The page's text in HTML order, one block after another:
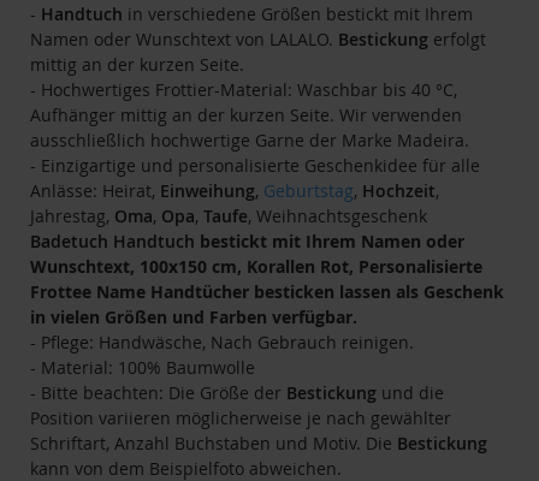
- Handtuch in verschiedene Größen bestickt mit Ihrem
Namen oder Wunschtext von LALALO. Bestickung erfolgt
mittig an der kurzen Seite.
- Hochwertiges Frottier-Material: Waschbar bis 40 °C,
Aufhänger mittig an der kurzen Seite. Wir verwenden
ausschließlich hochwertige Garne der Marke Madeira.
- Einzigartige und personalisierte Geschenkidee für alle
Anlässe: Heirat, Einweihung, Geburtstag, Hochzeit,
Jahrestag, Oma, Opa, Taufe, Weihnachtsgeschenk
Badetuch Handtuch bestickt mit Ihrem Namen oder
Wunschtext, 100x150 cm, Korallen Rot, Personalisierte
Frottee Name Handtücher besticken lassen als Geschenk
in vielen Größen und Farben verfügbar.
- Pflege: Handwäsche, Nach Gebrauch reinigen.
- Material: 100% Baumwolle
- Bitte beachten: Die Größe der Bestickung und die
Position variieren möglicherweise je nach gewählter
Schriftart, Anzahl Buchstaben und Motiv. Die Bestickung
kann von dem Beispielfoto abweichen.